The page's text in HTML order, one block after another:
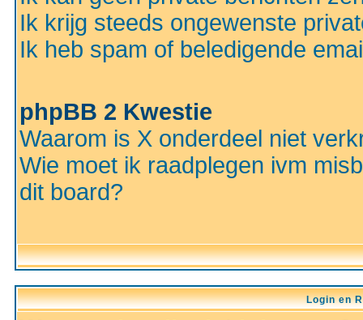
Ik krijg steeds ongewenste
Ik heb spam of beledigende
phpBB 2 Kwestie
Waarom is X onderdeel niet
Wie moet ik raadplegen ivm
dit board?
Login en